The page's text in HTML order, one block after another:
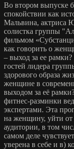
Во втором выпуске
спокойствии как
Мальвина, актриса
солистка группы
фильмом
как говорить о
– выход за ее
гостей лидера
здорового образа
женщине в
выходом за её
фитнес-разминки
экспертами. Эта
на женщину, уйти от
аудитории, в том
самом деле
уверена в себе и в)